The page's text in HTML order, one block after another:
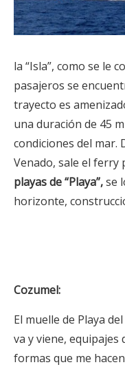
la “Isla”, como se le
pasajeros se
trayecto es
una duración de 45
condiciones del mar.
Venado, sale el ferry
playas de“Playa”,se
horizonte,
Cozumel:
El muelle de Playa
va y viene,
formas que me